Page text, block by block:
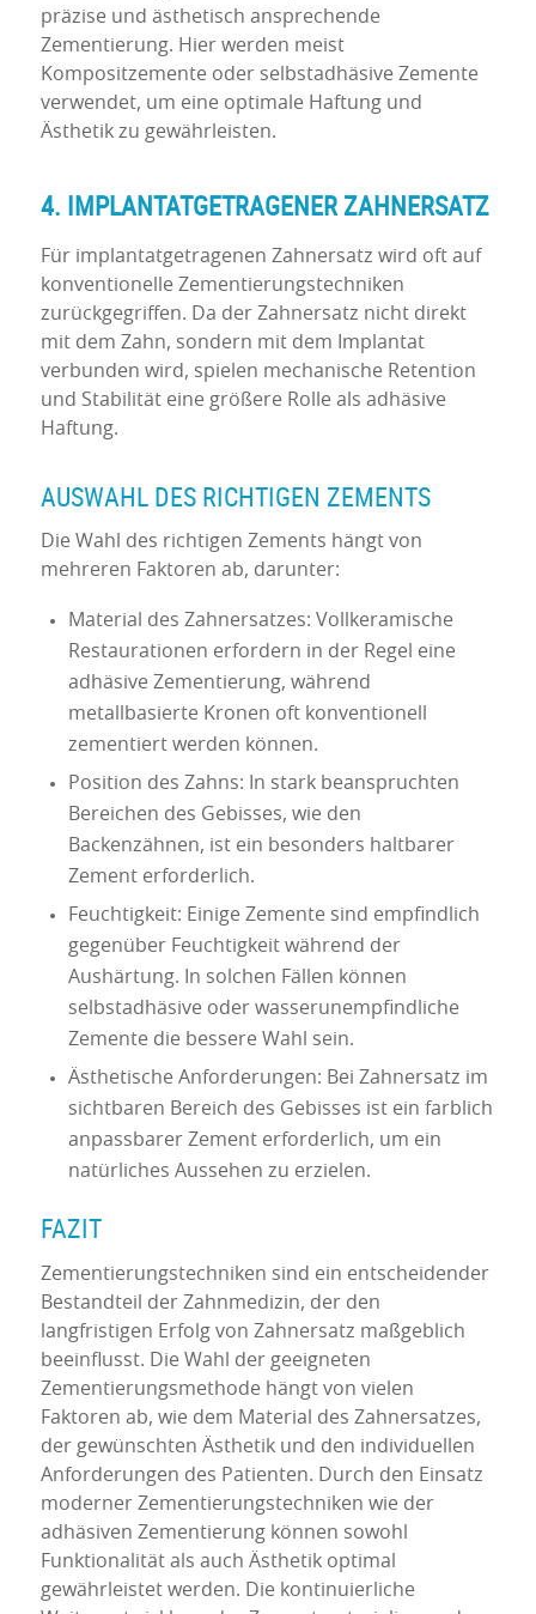
präzise und ästhetisch ansprechende
Zementierung. Hier werden meist
Kompositzemente oder selbstadhäsive Zemente
verwendet, um eine optimale Haftung und
Ästhetik zu gewährleisten.
4. IMPLANTATGETRAGENER ZAHNERSATZ
Für implantatgetragenen Zahnersatz wird oft auf
konventionelle Zementierungstechniken
zurückgegriffen. Da der Zahnersatz nicht direkt
mit dem Zahn, sondern mit dem Implantat
verbunden wird, spielen mechanische Retention
und Stabilität eine größere Rolle als adhäsive
Haftung.
AUSWAHL DES RICHTIGEN ZEMENTS
Die Wahl des richtigen Zements hängt von
mehreren Faktoren ab, darunter:
Material des Zahnersatzes: Vollkeramische
Restaurationen erfordern in der Regel eine
adhäsive Zementierung, während
metallbasierte Kronen oft konventionell
zementiert werden können.
Position des Zahns: In stark beanspruchten
Bereichen des Gebisses, wie den
Backenzähnen, ist ein besonders haltbarer
Zement erforderlich.
Feuchtigkeit: Einige Zemente sind empfindlich
gegenüber Feuchtigkeit während der
Aushärtung. In solchen Fällen können
selbstadhäsive oder wasserunempfindliche
Zemente die bessere Wahl sein.
Ästhetische Anforderungen: Bei Zahnersatz im
sichtbaren Bereich des Gebisses ist ein farblich
anpassbarer Zement erforderlich, um ein
natürliches Aussehen zu erzielen.
FAZIT
Zementierungstechniken sind ein entscheidender
Bestandteil der Zahnmedizin, der den
langfristigen Erfolg von Zahnersatz maßgeblich
beeinflusst. Die Wahl der geeigneten
Zementierungsmethode hängt von vielen
Faktoren ab, wie dem Material des Zahnersatzes,
der gewünschten Ästhetik und den individuellen
Anforderungen des Patienten. Durch den Einsatz
moderner Zementierungstechniken wie der
adhäsiven Zementierung können sowohl
Funktionalität als auch Ästhetik optimal
gewährleistet werden. Die kontinuierliche